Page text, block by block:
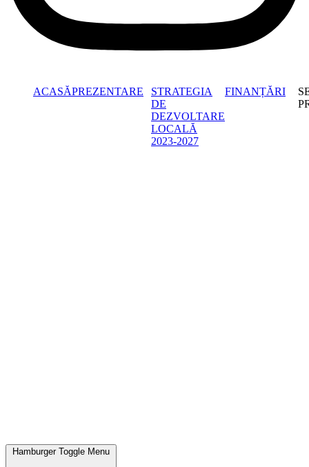
ACASĂPREZENTARE
STRATEGIA
DE
DEZVOLTARE
LOCALĂ
2023-2027
FINANȚĂRI
Hamburger Toggle Menu